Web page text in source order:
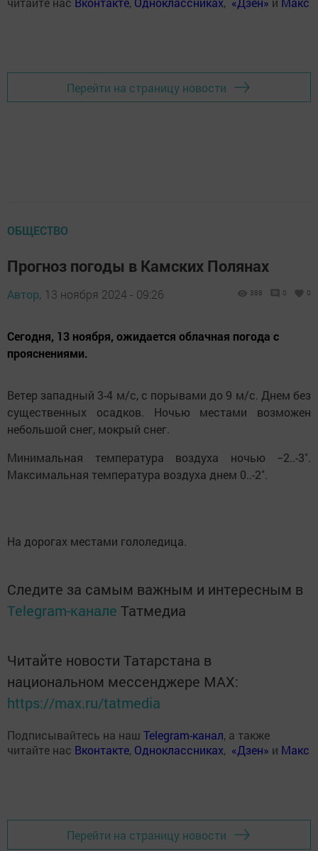
Перейти на страницу новости
ОБЩЕСТВО
Прогноз погоды в Камских Полянах
Автор, 13 ноября 2024 - 09:26 388 0 0
Сегодня, 13 ноября, ожидается облачная погода с
прояснениями.
Ветер западный 3-4 м/с, с порывами до 9 м/с. Днем без
существенных осадков. Ночью местами возможен
небольшой снег, мокрый снег.
Минимальная температура воздуха ночью −2..-3˚.
Максимальная температура воздуха днем 0..-2˚.
На дорогах местами гололедица.
Следите за самым важным и интересным в
Telegram-канале Татмедиа
Читайте новости Татарстана в
национальном мессенджере MАХ:
https://max.ru/tatmedia
Подписывайтесь на наш Telegram-канал, а также
читайте нас Вконтакте, Одноклассниках, «Дзен» и Макс
Перейти на страницу новости